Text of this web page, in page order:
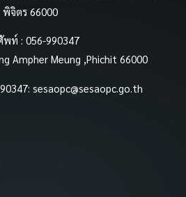
พิจิตร 66000
พท์ : 056-990347
Ampher Meung ,Phichit 66000
sesaopc@sesaopc.go.th